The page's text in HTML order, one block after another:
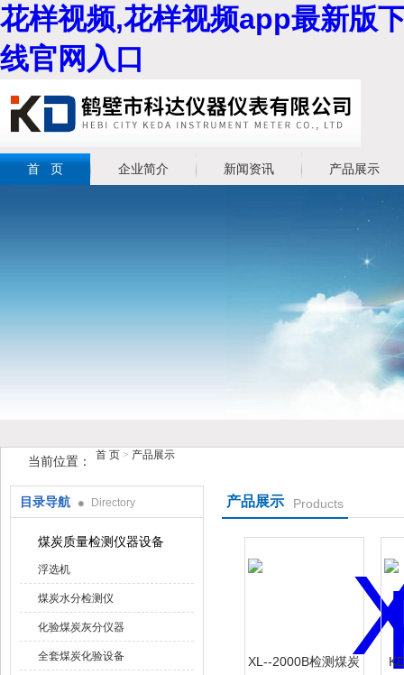
花样视频,花样视频app最新版
线官网入口
首 页 企业简介 新闻资讯 产品展示
当前位置： 首 页 > 产品展示
目录导航 Directory
煤炭质量检测仪器设备
浮选机
煤炭水分检测仪
化验煤炭灰分仪器
全套煤炭化验设备
产品展示 Products
XL--2000B检测煤炭